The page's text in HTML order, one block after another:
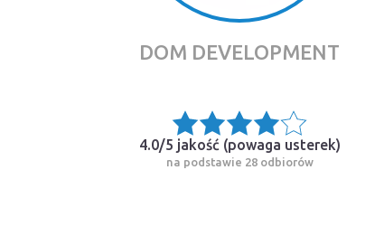
DOM DEVELOPMENT
4.0/5 jakość (powaga usterek)
na podstawie 28 odbiorów